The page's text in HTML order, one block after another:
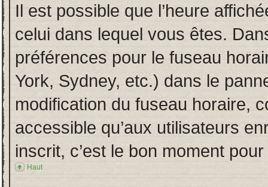
Il est possible que l’heure
celui dans lequel vous êtes.
préférences pour le fuseau
York, Sydney, etc.) dans le
modification du fuseau horaire,
accessible qu’aux utilisateurs
inscrit, c’est le bon moment
Haut